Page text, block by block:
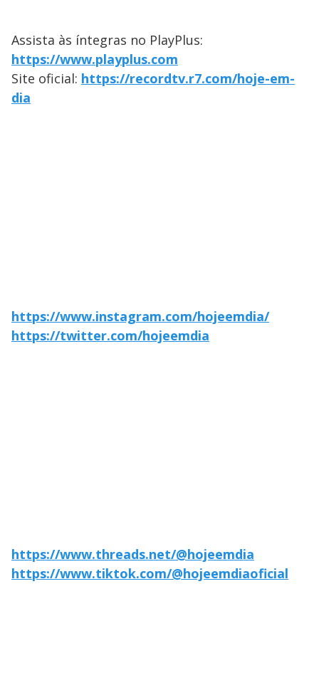
Assista às íntegras no PlayPlus:
https://www.playplus.com
Site oficial: https://recordtv.r7.com/hoje-em-
dia
https://www.instagram.com/hojeemdia/
https://twitter.com/hojeemdia
https://www.threads.net/@hojeemdia
https://www.tiktok.com/@hojeemdiaoficial